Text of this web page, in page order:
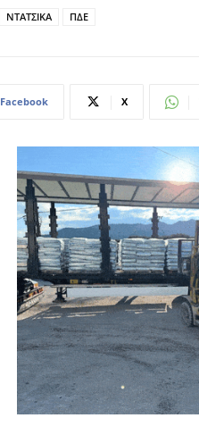
ΝΤΑΤΣΙΚΑ ΠΔΕ
Facebook X